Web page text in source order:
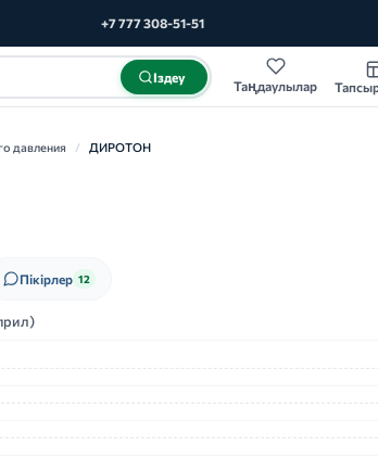
+7 777 308-51-51
Іздеу
Таңдаулылар
давления / ДИРОТОН
Пікірлер 12